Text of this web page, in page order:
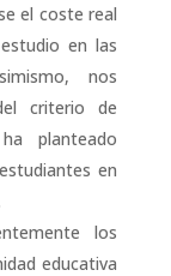
el coste real
en las
nos
criterio de
planteado
en
los
educativa